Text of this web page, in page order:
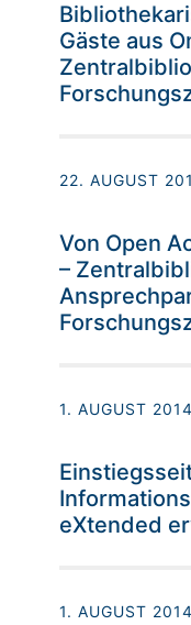
Gäste aus
22. AUGUST
Von Open
–
1. AUGUST 2014
eXtended
1. AUGUST 2014